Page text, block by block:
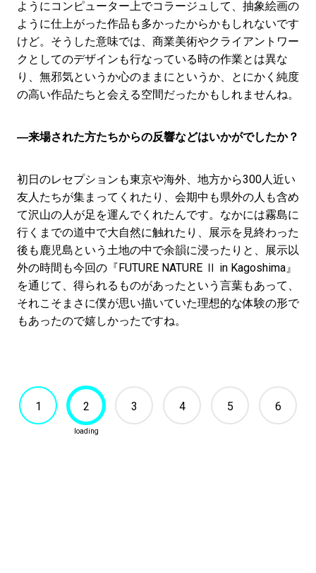
ようにコンピューター上でコラージュして、抽象絵画の
ように仕上がった作品も多かったからかもしれないです
けど。そうした意味では、商業美術やクライアントワー
クとしてのデザインも行なっている時の作業とは異な
り、無邪気というか心のままにというか、とにかく純度
の高い作品たちと会える空間だったかもしれませんね。
―来場された方たちからの反響などはいかがでしたか？
初日のレセプションも東京や海外、地方から300人近い
友人たちが集まってくれたり、会期中も県外の人も含め
て沢山の人が足を運んでくれたんです。なかには霧島に
行くまでの道中で大自然に触れたり、展示を見終わった
後も鹿児島という土地の中で余韻に浸ったりと、展示以
外の時間も今回の『FUTURE NATURE Ⅱ in Kagoshima』
を通じて、得られるものがあったという言葉もあって、
それこそまさに僕が思い描いていた理想的な体験の形で
もあったので嬉しかったですね。
1 2 3 4 5 6